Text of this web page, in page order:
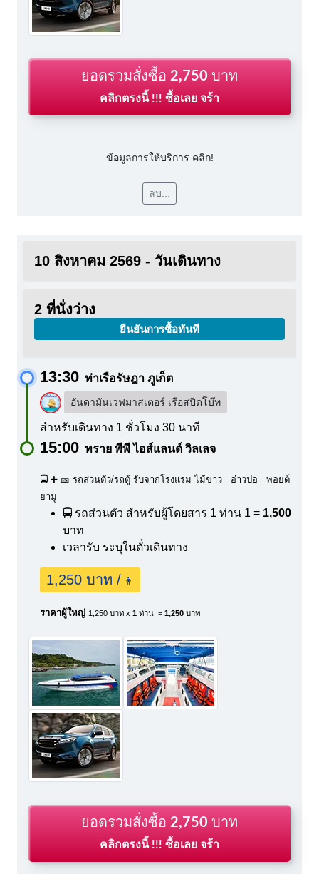
ยอดรวมสั่งซื้อ 2,750 บาท
คลิกตรงนี้ !!! ซื้อเลย จร้า
ข้อมูลการให้บริการ คลิก!
ลบ...
10 สิงหาคม 2569 - วันเดินทาง
2 ที่นั่งว่าง
ยืนยันการซื้อทันที
13:30 ท่าเรือรัษฎา ภูเก็ต
อันดามันเวฟมาสเตอร์ เรือสปีดโบ๊ท
สำหรับเดินทาง 1 ชั่วโมง 30 นาที
15:00 ทราย พีพี ไอส์แลนด์ วิลเลจ
🚍 ➕ 🎫 รถส่วนตัว/รถตู้ รับจากโรงแรม ไม้ขาว - อ่าวปอ - พอยต์
ยามู
🚍 รถส่วนตัว สำหรับผู้โดยสาร 1 ท่าน 1 = 1,500
บาท
เวลารับ ระบุในตั๋วเดินทาง
1,250 บาท / 👨
ราคาผู้ใหญ่ 1,250 บาท x 1 ท่าน = 1,250 บาท
ยอดรวมสั่งซื้อ 2,750 บาท
คลิกตรงนี้ !!! ซื้อเลย จร้า